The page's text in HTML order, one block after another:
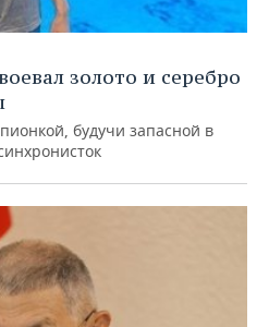
золото и серебро
будучи запасной в